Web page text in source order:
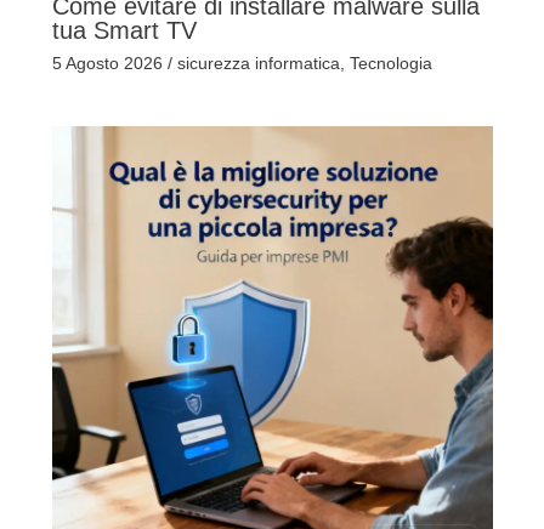
Come evitare di installare malware sulla
tua Smart TV
5 Agosto 2026 / sicurezza informatica Tecnologia